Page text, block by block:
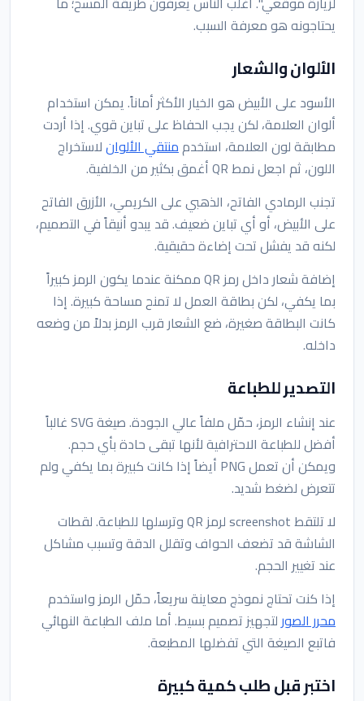
يحتاجونه هو معرفة السبب.
الألوان والشعار
الأسود على الأبيض هو الخيار الأكثر أماناً. يمكن استخدام
ألوان العلامة، لكن يجب الحفاظ على تباين قوي. إذا أردت
مطابقة لون العلامة، استخدممنتقي الألوانلاستخراج
اللون، ثم اجعل نمط QR أغمق بكثير من الخلفية.
تجنب الرمادي الفاتح، الذهبي على الكريمي، الأزرق الفاتح
على الأبيض، أو أي تباين ضعيف. قد يبدو أنيقاً في التصميم،
لكنه قد يفشل تحت إضاءة حقيقية.
إضافة شعار داخل رمز QR ممكنة عندما يكون الرمز كبيراً
بما يكفي، لكن بطاقة العمل لا تمنح مساحة كبيرة. إذا
كانت البطاقة صغيرة، ضع الشعار قرب الرمز بدلاً من وضعه
داخله.
التصدير للطباعة
عند إنشاء الرمز، حمّل ملفاً عالي الجودة. صيغة SVG غالباً
أفضل للطباعة الاحترافية لأنها تبقى حادة بأي حجم.
ويمكن أن تعمل PNG أيضاً إذا كانت كبيرة بما يكفي ولم
تتعرض لضغط شديد.
لا تلتقط screenshot لرمز QR وترسلها للطباعة. لقطات
الشاشة قد تضعف الحواف وتقلل الدقة وتسبب مشاكل
عند تغيير الحجم.
إذا كنت تحتاج نموذج معاينة سريعاً، حمّل الرمز واستخدم
محرر الصور لتجهيز تصميم بسيط. أما ملف الطباعة النهائي
فاتبع الصيغة التي تفضلها المطبعة.
اختبر قبل طلب كمية كبيرة